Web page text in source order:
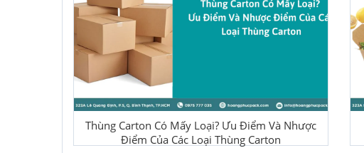
Thùng Carton Có Mấy Loại? Ưu Điểm Và Nhược
Điểm Của Các Loại Thùng Carton